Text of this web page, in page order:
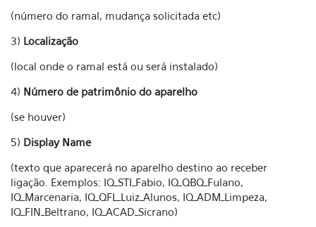
(número do ramal, mudança solicitada etc)
3) Localização
(local onde o ramal está ou será instalado)
4) Número de patrimônio do aparelho
(se houver)
5) Display Name
(texto que aparecerá no aparelho destino ao receber
ligação. Exemplos: IQ_STI_Fabio, IQ_QBQ_Fulano,
IQ_Marcenaria, IQ_QFL_Luiz_Alunos, IQ_ADM_Limpeza,
IQ_FIN_Beltrano, IQ_ACAD_Sicrano)